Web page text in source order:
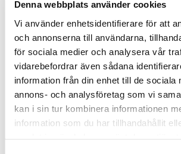
Denna webbplats använder cookies
Vi använder enhetsidentifierare för att
och annonserna till användarna,
för sociala medier och analysera vår
vidarebefordrar även sådana
information från din enhet till de sociala
annons- och analysföretag som vi
kan i sin tur kombinera informationen
information som du har tillhandahållit
Alla behöver ett sparande
Det är alltså viktigt för alla att ha ett